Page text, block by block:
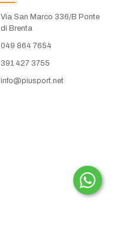
Via San Marco 336/B Ponte
di Brenta
049 864 7654
391 427 3755
info@piusport.net